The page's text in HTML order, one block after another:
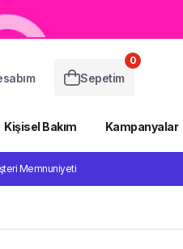
Sepetim
0
Kişisel Bakım Kampanyalar
Memnuniyeti